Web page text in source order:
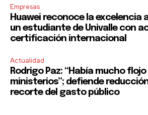
Empresas
Huawei reconoce la excelencia
un estudiante de Univalle con
certificación internacional
Actualidad
Rodrigo Paz: “Había mucho
ministerios”; defiende
recorte del gasto público